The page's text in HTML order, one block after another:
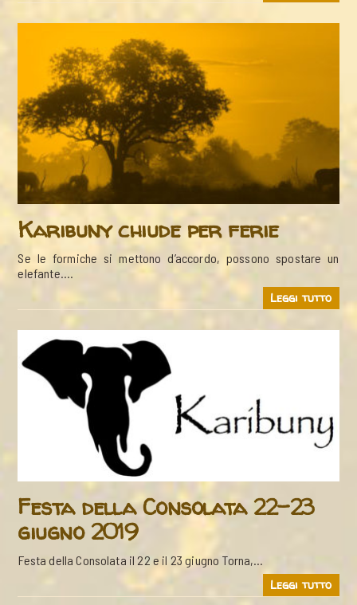
Karibuny chiude per ferie
Se le formiche si mettono d’accordo, possono spostare un
elefante….
Leggi tutto
Festa della Consolata 22-23
giugno 2019
Festa della Consolata il 22 e il 23 giugno Torna,…
Leggi tutto